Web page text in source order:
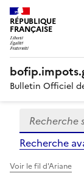
RÉPUBLIQUE
FRANÇAISE
Bulletin Officiel
Formulaire
de
recherche
Recherche
Recherche
Voir le fil d'Ariane